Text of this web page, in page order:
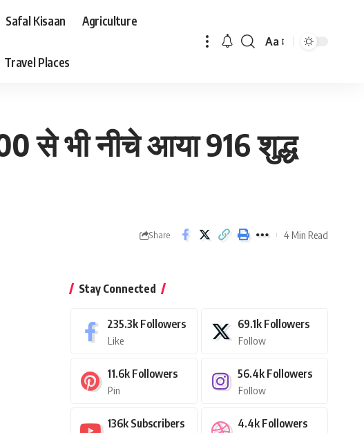
Safal Kisaan Agriculture
Travel Places
Font
Aa
से भी नीचे आया 916 शुद्ध
Share 4 Min Read
Stay Connected
235.3k Followers
Like
69.1k Followers
Follow
11.6k Followers
Pin
56.4k Followers
Follow
136k Subscribers 4.4k Followers